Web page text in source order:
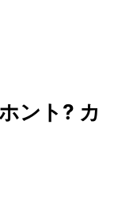
ント? カ